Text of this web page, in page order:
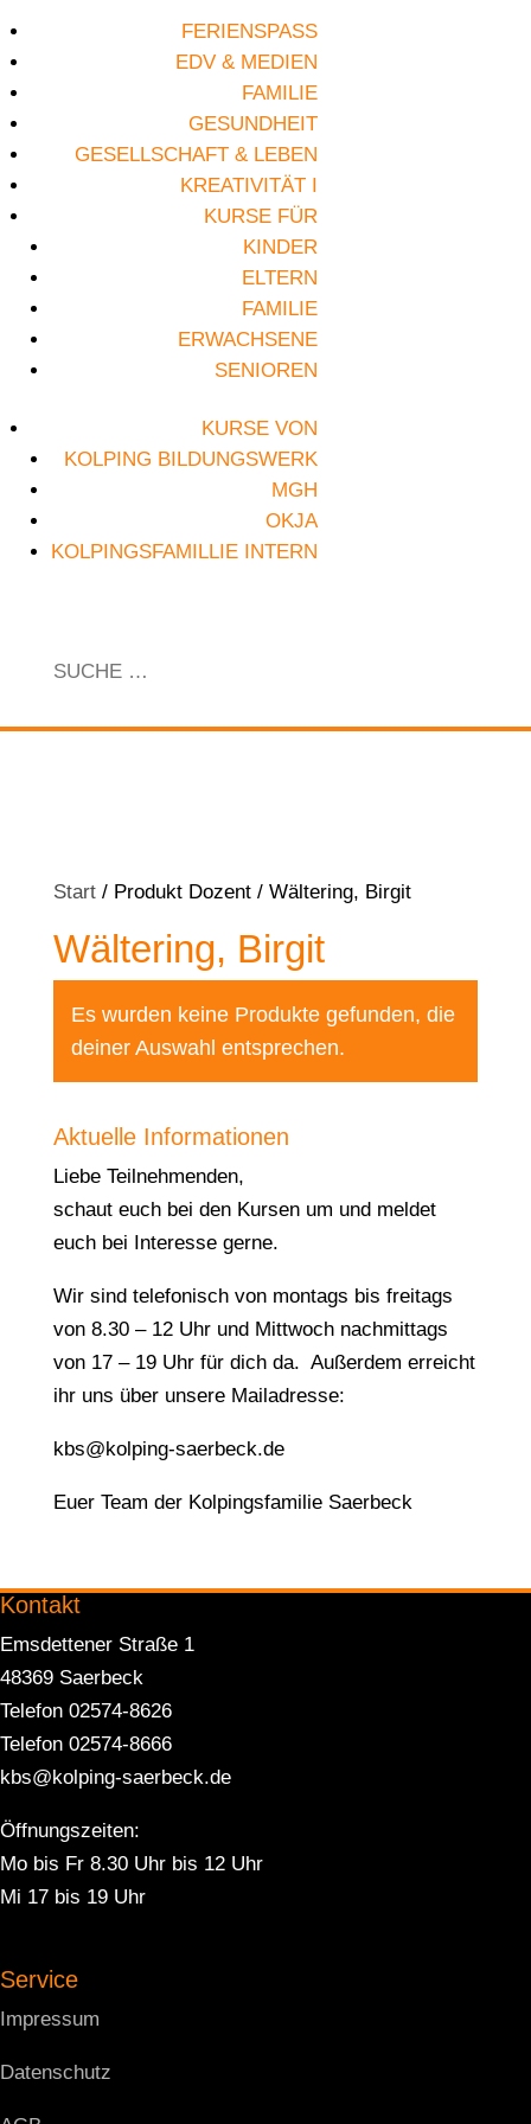
FERIENSPASS
EDV & MEDIEN
FAMILIE
GESUNDHEIT
GESELLSCHAFT & LEBEN
KREATIVITÄT I
KURSE FÜR
KINDER
ELTERN
FAMILIE
ERWACHSENE
SENIOREN
KURSE VON
KOLPING BILDUNGSWERK
MGH
OKJA
KOLPINGSFAMILLIE INTERN
Start/ Produkt Dozent / Wältering, Birgit
Wältering, Birgit
Es wurden keine Produkte gefunden, die
deiner Auswahl entsprechen.
Aktuelle Informationen
Liebe Teilnehmenden,
schaut euch bei den Kursen um und meldet
euch bei Interesse gerne.
Wir sind telefonisch von montags bis freitags
von 8.30 – 12 Uhr und Mittwoch nachmittags
von 17 – 19 Uhr für dich da. Außerdem erreicht
ihr uns über unsere Mailadresse:
kbs@kolping-saerbeck.de
Euer Team der Kolpingsfamilie Saerbeck
Kontakt
Emsdettener Straße 1
48369 Saerbeck
Telefon 02574-8626
Telefon 02574-8666
kbs@kolping-saerbeck.de
Öffnungszeiten:
Mo bis Fr 8.30 Uhr bis 12 Uhr
Mi 17 bis 19 Uhr
Service
Impressum
Datenschutz